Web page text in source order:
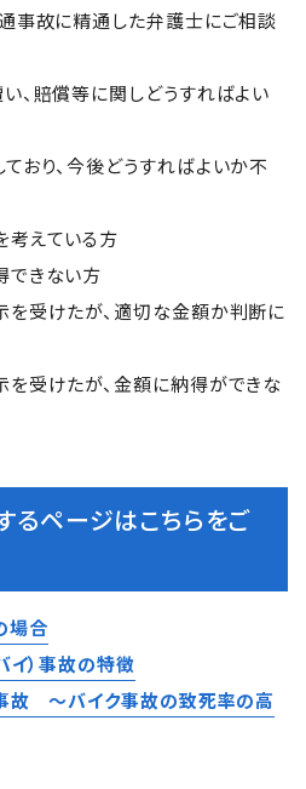
事故に精通した弁護士にご相談
賠償等に関しどうすればよい
り、今後どうすればよいか不
えている方
きない方
受けたが、適切な金額か判断に
受けたが、金額に納得ができな
るページはこちらをご
場合
イ）事故の特徴
故 ～バイク事故の致死率の高